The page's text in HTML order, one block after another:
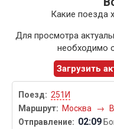
Какие поезда
Для просмотра
необходимо
Загрузить
251И
Москва
→
02:09